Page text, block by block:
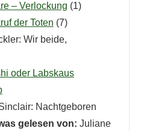
– Verlockung (1)
der Toten (7)
Wir beide,
oder Labskaus
Nachtgeboren
gelesen von: Juliane